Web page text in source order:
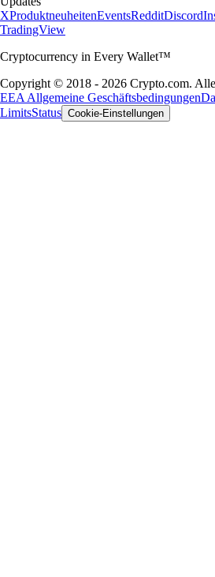
XProduktneuheitenEventsRedditDiscord
TradingView
Cryptocurrency in Every Wallet™
Copyright © 2018 - 2026 Crypto.com.
EEA Allgemeine Geschäftsbedingungen
LimitsStatus Cookie-Einstellungen